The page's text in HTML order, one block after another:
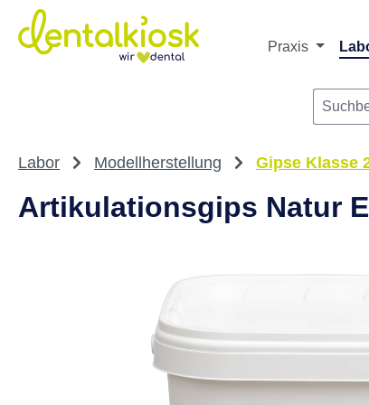
Hauptinhalt springen
Zur Suche springen
Zur Hauptnavigation springen
Praxis
Labor Modellherstellung Gipse Klasse
Artikulationsgips Natur